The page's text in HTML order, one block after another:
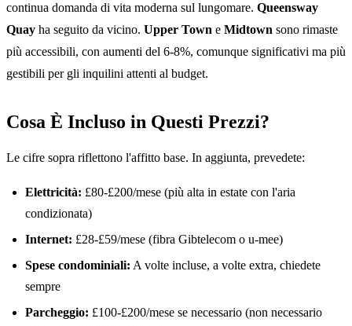
continua domanda di vita moderna sul lungomare. Queensway
Quay ha seguito da vicino. Upper Town e Midtown sono rimaste
più accessibili, con aumenti del 6-8%, comunque significativi ma più
gestibili per gli inquilini attenti al budget.
Cosa È Incluso in Questi Prezzi?
Le cifre sopra riflettono l'affitto base. In aggiunta, prevedete:
Elettricità: £80-£200/mese (più alta in estate con l'aria
condizionata)
Internet: £28-£59/mese (fibra Gibtelecom o u-mee)
Spese condominiali: A volte incluse, a volte extra, chiedete
sempre
Parcheggio: £100-£200/mese se necessario (non necessario